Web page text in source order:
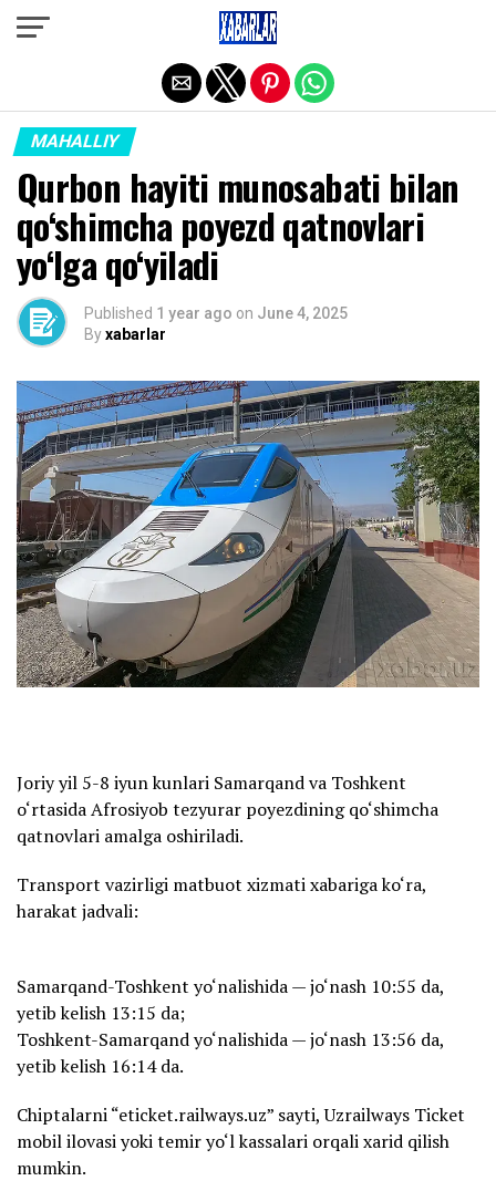
MAHALLIY
Qurbon hayiti munosabati bilan
qo‘shimcha poyezd qatnovlari
yo‘lga qo‘yiladi
Published 1 year ago on June 4, 2025
Byxabarlar
Joriy yil 5-8 iyun kunlari Samarqand va Toshkent
o‘rtasida Afrosiyob tezyurar poyezdining qo‘shimcha
qatnovlari amalga oshiriladi.
Transport vazirligi matbuot xizmati xabariga ko‘ra,
harakat jadvali:
Samarqand-Toshkent yo‘nalishida — jo‘nash 10:55 da,
yetib kelish 13:15 da;
Toshkent-Samarqand yo‘nalishida — jo‘nash 13:56 da,
yetib kelish 16:14 da.
Chiptalarni “eticket.railways.uz” sayti, Uzrailways Ticket
mobil ilovasi yoki temir yo‘l kassalari orqali xarid qilish
mumkin.
Exit mobile version